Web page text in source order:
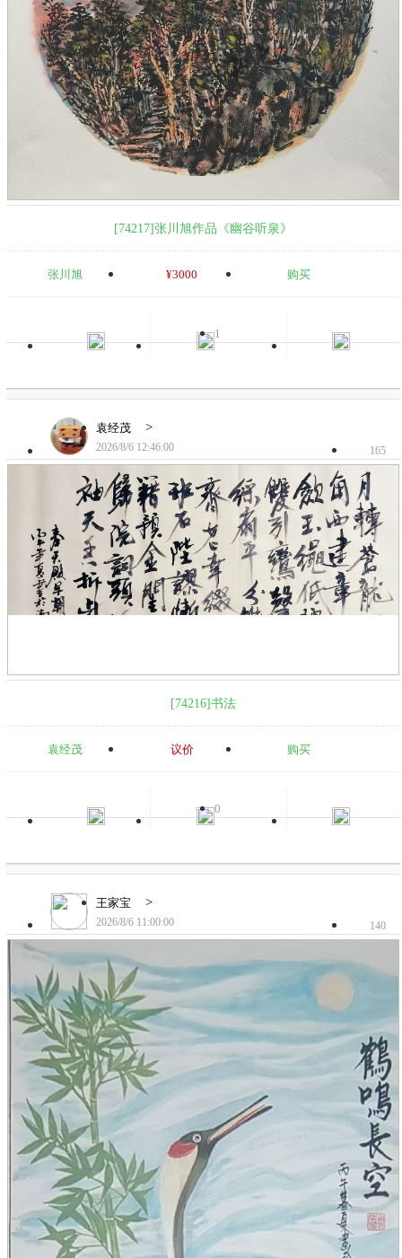
[74217]张川旭作品《幽谷听泉》
张川旭 ¥3000 购买
1
袁经茂 >
2026/8/6 12:46:00 165
[74216]书法
袁经茂 议价 购买
0
王家宝 >
2026/8/6 11:00:00 140